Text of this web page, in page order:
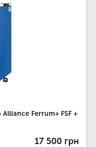
Ferrum+ FSF +
17 500 грн